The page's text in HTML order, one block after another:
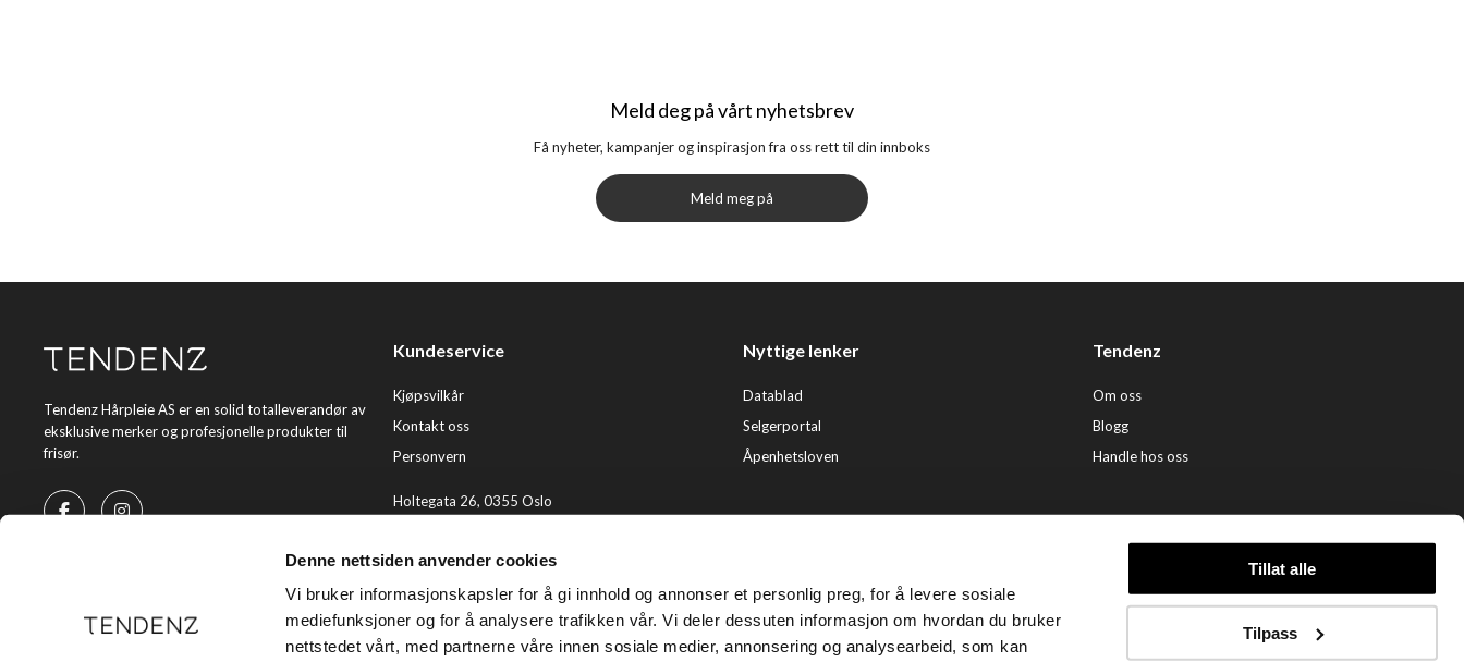
Denne nettsiden anvender cookies
Vi bruker informasjonskapsler for å gi innhold og annonser et personlig preg, for å levere sosiale
mediefunksjoner og for å analysere trafikken vår. Vi deler dessuten informasjon om hvordan du bruker
nettstedet vårt, med partnerne våre innen sosiale medier, annonsering og analysearbeid, som kan
Tillat alle
Tilpass
Meld deg på vårt nyhetsbrev
Få nyheter, kampanjer og inspirasjon fra oss rett til din innboks
Meld meg på
Tendenz Hårpleie AS er en solid totalleverandør av
eksklusive merker og profesjonelle produkter til
frisør.
Kundeservice
Kjøpsvilkår
Kontakt oss
Personvern
Holtegata 26, 0355 Oslo
E-post:kundeservice@tendenz.net
Nyttige lenker
Datablad
Selgerportal
Åpenhetsloven
Tendenz
Om oss
Blogg
Handle hos oss
© Tendenz Hårpleie AS (org. nr. 948 341 662) |Nettbutikk levert av Kréatif